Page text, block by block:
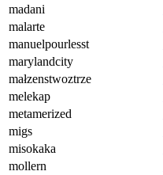
madani
malarte
manuelpourlesst
marylandcity
małzenstwoztrze
melekap
metamerized
migs
misokaka
mollern